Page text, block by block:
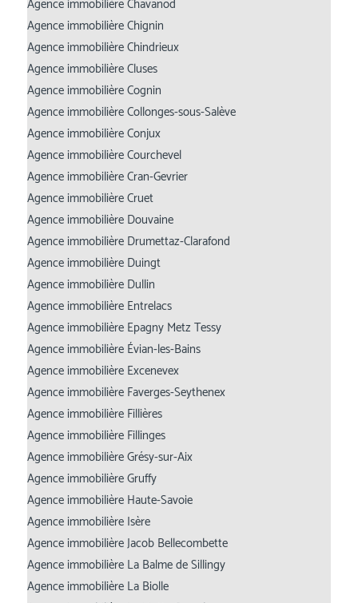
Agence immobilière Chavanod
Agence immobilière Chignin
Agence immobilière Chindrieux
Agence immobilière Cluses
Agence immobilière Cognin
Agence immobilière Collonges-sous-Salève
Agence immobilière Conjux
Agence immobilière Courchevel
Agence immobilière Cran-Gevrier
Agence immobilière Cruet
Agence immobilière Douvaine
Agence immobilière Drumettaz-Clarafond
Agence immobilière Duingt
Agence immobilière Dullin
Agence immobilière Entrelacs
Agence immobilière Epagny Metz Tessy
Agence immobilière Évian-les-Bains
Agence immobilière Excenevex
Agence immobilière Faverges-Seythenex
Agence immobilière Fillières
Agence immobilière Fillinges
Agence immobilière Grésy-sur-Aix
Agence immobilière Gruffy
Agence immobilière Haute-Savoie
Agence immobilière Isère
Agence immobilière Jacob Bellecombette
Agence immobilière La Balme de Sillingy
Agence immobilière La Biolle